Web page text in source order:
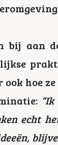
bij aan
hoe ze
echt